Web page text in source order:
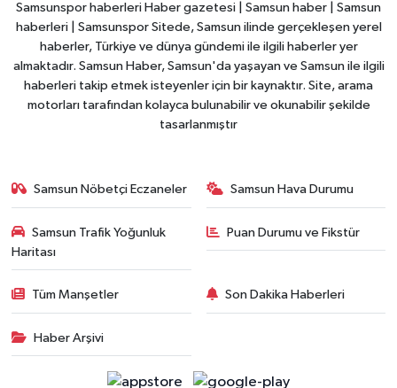
Samsunspor haberleri Haber gazetesi | Samsun haber | Samsun
haberleri | Samsunspor Sitede, Samsun ilinde gerçekleşen yerel
haberler, Türkiye ve dünya gündemi ile ilgili haberler yer
almaktadır. Samsun Haber, Samsun'da yaşayan ve Samsun ile ilgili
haberleri takip etmek isteyenler için bir kaynaktır. Site, arama
motorları tarafından kolayca bulunabilir ve okunabilir şekilde
tasarlanmıştır
Samsun Nöbetçi Eczaneler Samsun Hava Durumu
Samsun Trafik Yoğunluk
Haritası
Puan Durumu ve Fikstür
Tüm Manşetler Son Dakika Haberleri
Haber Arşivi